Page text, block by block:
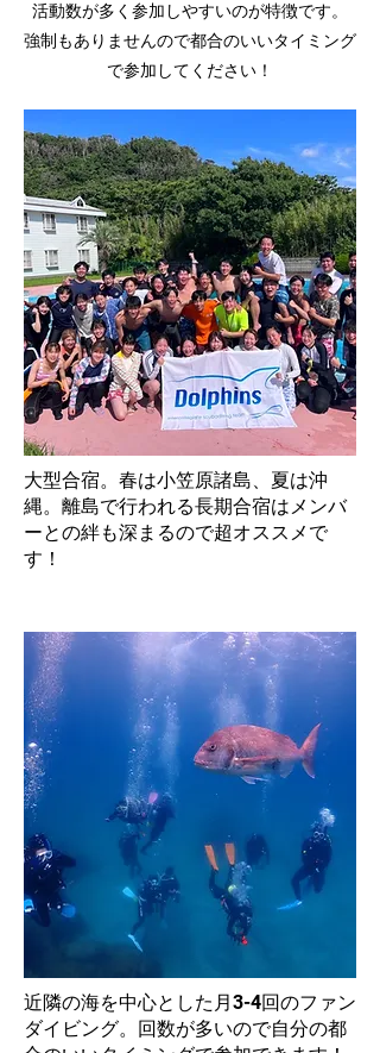
活動数が多く参加しやすいのが特徴です。
​強制もありませんので都合のいいタイミング
で参加してください！
​大型合宿。春は小笠原諸島、夏は沖
縄。離島で行われる長期合宿はメンバ
ーとの絆も深まるので超オススメで
す！
近隣の海を中心とした月3-4回のファン
ダイビング。 ​回数が多いので自分の都